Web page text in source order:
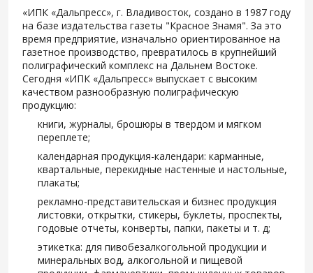
«ИПК «Дальпресс», г. Владивосток, создано в 1987 году
на базе издательства газеты "Красное Знамя". За это
время предприятие, изначально ориентированное на
газетное производство, превратилось в крупнейший
полиграфический комплекс на Дальнем Востоке.
Сегодня «ИПК «Дальпресс» выпускает с высоким
качеством разнообразную полиграфическую
продукцию:
книги, журналы, брошюры в твердом и мягком
переплете;
календарная продукция-календари: карманные,
квартальные, перекидные настенные и настольные,
плакаты;
рекламно-представительская и бизнес продукция
листовки, открытки, стикеры, буклеты, проспекты,
годовые отчеты, конверты, папки, пакеты и т. д;
этикетка: для пивобезалкогольной продукции и
минеральных вод, алкогольной и пищевой